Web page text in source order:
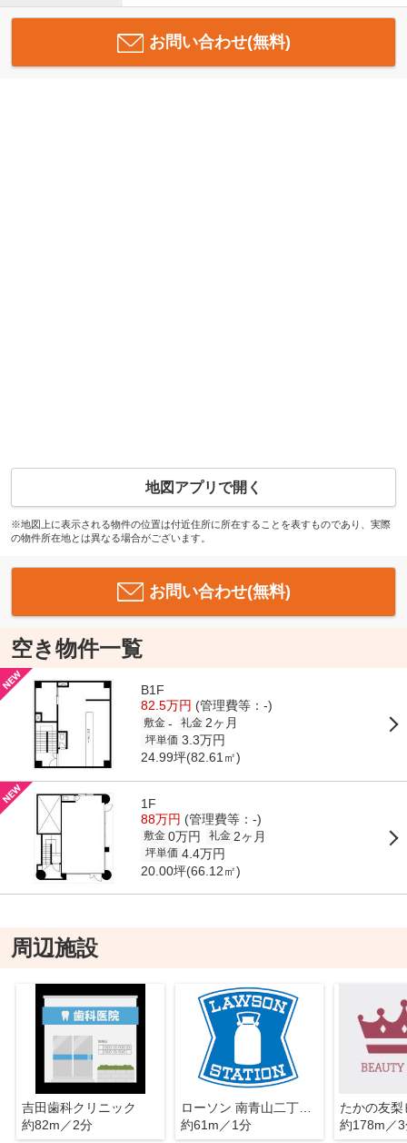
お問い合わせ(無料)
地図アプリで開く
※地図上に表示される物件の位置は付近住所に所在することを表すものであり、実際
の物件所在地とは異なる場合がございます。
お問い合わせ(無料)
空き物件一覧
B1F
82.5万円 (管理費等：-)
敷金 - 礼金 2ヶ月
坪単価 3.3万円
24.99坪(82.61㎡)
1F
88万円 (管理費等：-)
敷金 0万円 礼金 2ヶ月
坪単価 4.4万円
20.00坪(66.12㎡)
周辺施設
吉田歯科クリニック
約82m／2分
ローソン 南青山二丁目店
約61m／1分
約178m／